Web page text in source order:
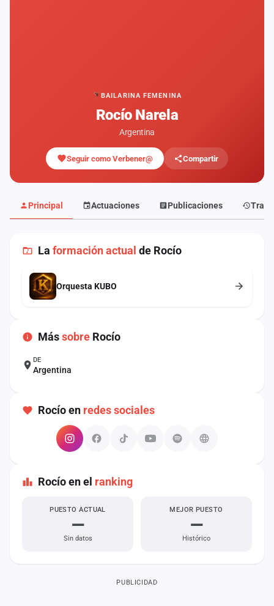
BAILARINA FEMENINA
Rocío Narela
Argentina
Seguir como Verbener@ Compartir
Principal Actuaciones Publicaciones
La formación actual de Rocío
Orquesta KUBO
Mássobre Rocío
DE
Argentina
Rocío en redes sociales
Rocío en el ranking
PUESTO ACTUAL
—
Sin datos
MEJOR PUESTO
—
Histórico
PUBLICIDAD
Rankings
Anuncios
sesión
Crear
cuenta
Contacto